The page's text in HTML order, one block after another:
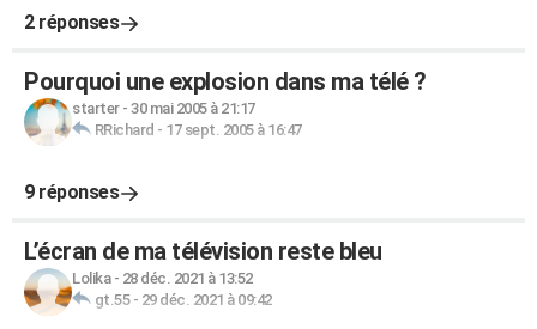
2 réponses
Pourquoi une explosion dans ma télé ?
starter- 30 mai 2005 à 21:17
RRichard - 17 sept. 2005 à 16:47
9 réponses
L’écran de ma télévision reste bleu
Lolika- 28 déc. 2021 à 13:52
gt.55- 29 déc. 2021 à 09:42